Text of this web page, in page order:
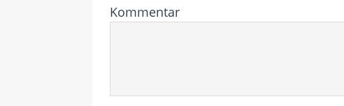
Kommentar